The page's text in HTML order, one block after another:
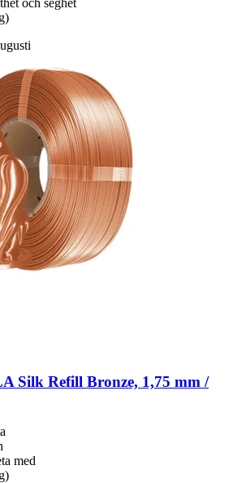
och seghet
Silk Refill Bronze, 1,75 mm /
med